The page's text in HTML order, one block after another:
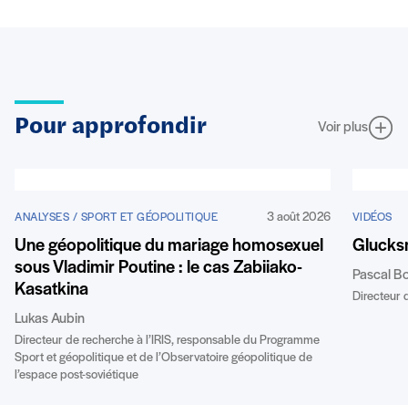
Pour approfondir Voir plus
ANALYSES / SPORT ET GÉOPOLITIQUE 3 août 2026
Une géopolitique du mariage homosexuel
sous Vladimir Poutine : le cas Zabiiako-
Kasatkina
Lukas Aubin
Directeur de recherche à l’IRIS, responsable du Programme
Sport et géopolitique et de l’Observatoire géopolitique de
l’espace post-soviétique
VIDÉOS
Pascal
Directeur